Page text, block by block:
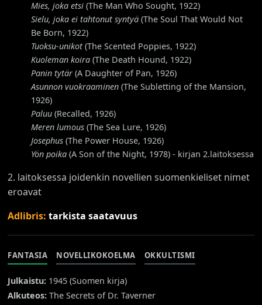
Mies, joka etsi (The Man Who Sought, 1922)
Sielu, joka ei tahtonut syntyä (The Soul That Would Not
Be Born, 1922)
Tuoksu-unikot(The Scented Poppies, 1922)
Kuoleman koira (The Death Hound, 1922)
Panin tytär (A Daughter of Pan, 1926)
Asunnon vuokraaminen (The Subletting of the Mansion,
1926)
Paluu (Recalled, 1926)
Meren lumous (The Sea Lure, 1926)
Josephus (The Power House, 1926)
Yön poika (A Son of the Night, 1978) - kirjan 2.laitoksessa
2. laitoksessa joidenkin novellien suomenkieliset nimet
eroavat
Adlibris:tarkista saatavuus
FANTASIA NOVELLIKOKOELMA OKKULTISMI
Julkaistu: 1945 (Suomen kirja)
Alkuteos: The Secrets of Dr. Taverner